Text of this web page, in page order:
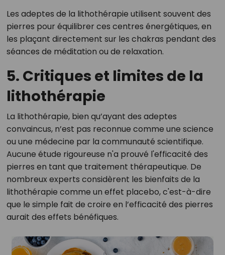
Les adeptes de la lithothérapie utilisent souvent des
pierres pour équilibrer ces centres énergétiques, en
les plaçant directement sur les chakras pendant des
séances de méditation ou de relaxation.
5. Critiques et limites de la
lithothérapie
La lithothérapie, bien qu’ayant des adeptes
convaincus, n’est pas reconnue comme une science
ou une médecine par la communauté scientifique.
Aucune étude rigoureuse n'a prouvé l'efficacité des
pierres en tant que traitement thérapeutique. De
nombreux experts considèrent les bienfaits de la
lithothérapie comme un effet placebo, c'est-à-dire
que le simple fait de croire en l’efficacité des pierres
aurait des effets bénéfiques.